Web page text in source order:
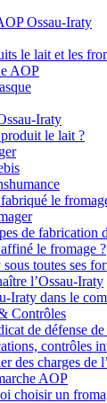
Ossau-Iraty
le lait et les
AOP
Iraty
le lait ?
le
de fabrication
le fromage ?
toutes ses
l’Ossau-Iraty
Iraty dans le
Contrôles
de défense
contrôles
des charges de
AOP
choisir un